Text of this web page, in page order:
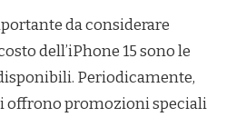
da considerare
dell’iPhone 15 sono le
Periodicamente,
offrono promozioni speciali